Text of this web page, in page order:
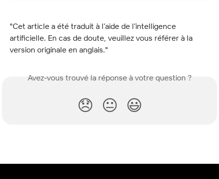
"Cet article a été traduit à l’aide de l’intelligence
artificielle. En cas de doute, veuillez vous référer à la
version originale en anglais."
Avez-vous trouvé la réponse à votre question ?
😞 😐 😃